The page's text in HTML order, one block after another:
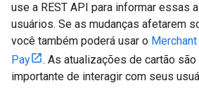
use a REST API para informar essas
usuários. Se as mudanças afetarem
você também poderá usar o
Pay
. As atualizações de cartão são
importante de interagir com seus